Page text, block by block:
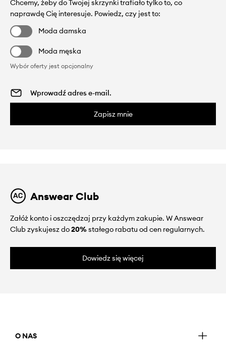
Chcemy, żeby do Twojej skrzynki trafiało tylko to, co
naprawdę Cię interesuje. Powiedz, czy jest to:
Moda damska
Moda męska
Wybór oferty jest opcjonalny
Zapisz mnie
Answear Club
Załóż konto i oszczędzaj przy każdym zakupie. W Answear
Club zyskujesz do20%stałego rabatu od cen regularnych.
Dowiedz się więcej
O NAS